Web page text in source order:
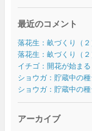
最近のコメント
落花生：畝づくり（２
落花生：畝づくり（２
イチゴ：開花が始まる
ショウガ：貯蔵中の
ショウガ：貯蔵中の
アーカイブ